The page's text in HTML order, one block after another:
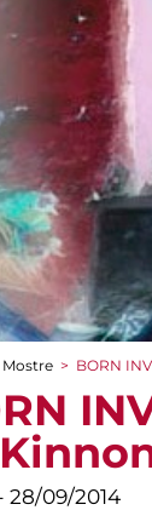
qui
Mostre > BORN
28/09/2014